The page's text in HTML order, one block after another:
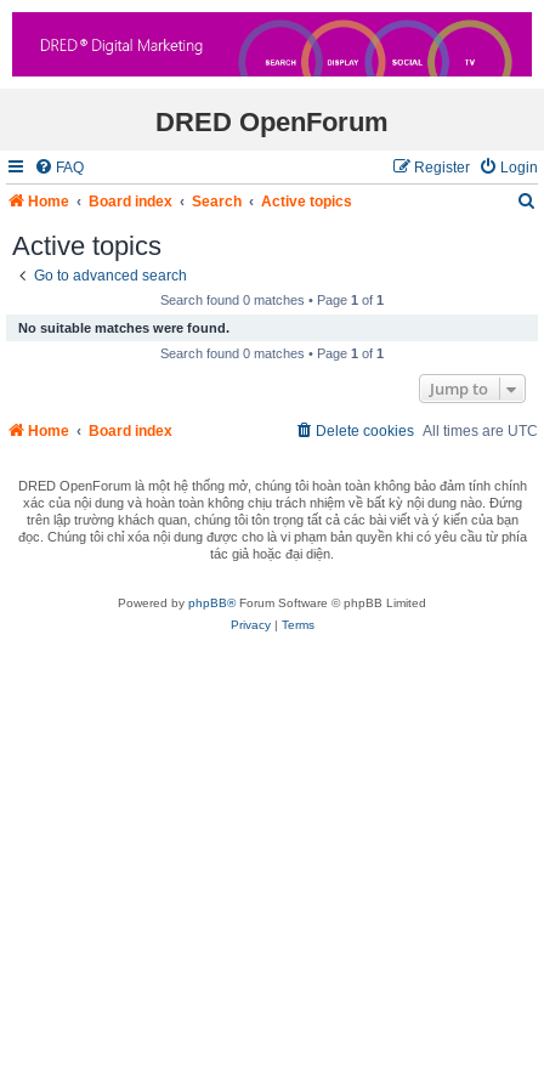
DRED OpenForum
FAQ Login
Register
Home
Board index Search Active topics
Active topics
Go to advanced search
Search found 0 matches • Page 1 of 1
No suitable matches were found.
Search found 0 matches • Page 1 of 1
Jump to
Home Board index All times are UTC
Delete cookies
DRED OpenForum là một hệ thống mở, chúng tôi hoàn toàn không bảo đảm tính chính
xác của nội dung và hoàn toàn không chịu trách nhiệm về bất kỳ nội dung nào. Đứng
trên lập trường khách quan, chúng tôi tôn trọng tất cả các bài viết và ý kiến của bạn
đọc. Chúng tôi chỉ xóa nội dung được cho là vi phạm bản quyền khi có yêu cầu từ phía
tác giả hoặc đại diện.
Powered by phpBB®Forum Software © phpBB Limited
Privacy| Terms